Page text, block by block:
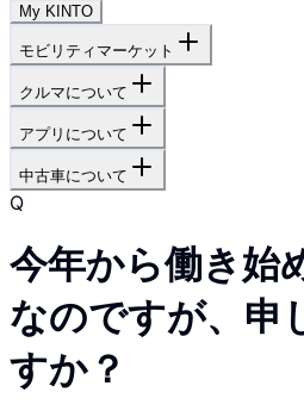
My KINTO
モビリティマーケット
クルマについて
アプリについて
中古車について
Q
今年から働き始
なのですが、申
すか？